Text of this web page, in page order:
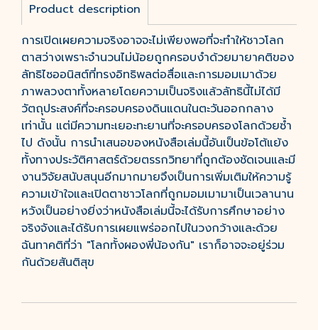
Product description
การเปิดเผยความจริงอาจจะไม่เพียงพอที่จะทำให้ชาวโลก
ตาสว่างเพราะจำนวนไม่น้อยถูกครอบงำด้วยมายาคติของ
ลัทธิไซออนิสต์ที่ทรงอิทธิพลต่อสื่อและการมอมเมาด้วย
ภาพลวงตาทั้งหลายโดยความเป็นจริงแล้วลัทธินี้ไม่ได้มี
วัตถุประสงค์ที่จะครอบครองดินแดนในตะวันออกกลาง
เท่านั้น แต่มีความทะเยอะทะยานที่จะครอบครองโลกด้วยซ้ำ
ไป ดังนั้น การนำเสนอของหนังสือเล่มนี้อันเป็นข้อโต้แย้ง
ทั้งทางประวัติศาสตร์ด้วยตรรกวิทยาที่ถูกต้องชัดเจนและมี
งานวิจัยสนับสนุนอีกมากมายจึงเป็นการเพิ่มเติมให้ความรู้
ความเข้าใจและเปิดตาชาวโลกที่ถูกมอมเมามาเป็นเวลานาน
หวังเป็นอย่างยิ่งว่าหนังสือเล่มนี้จะได้รับการศึกษาอย่าง
จริงจังและได้รับการเผยแพร่ออกไปในวงกว้างและด้วย
ฉันทาคติที่ว่า "โลกทั้งผองพี่น้องกัน" เราก็อาจจะอยู่ร่วม
กันด้วยสันติสุข